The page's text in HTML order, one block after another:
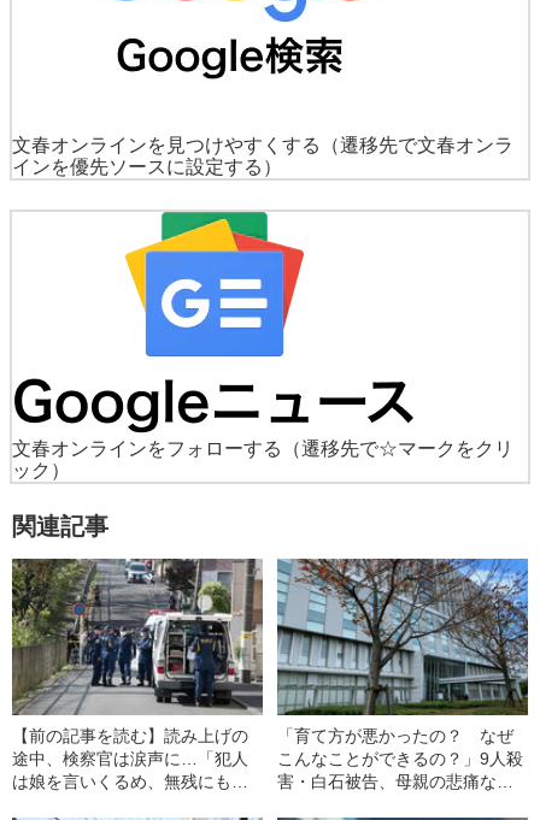
文春オンラインを見つけやすくする
（遷移先で文春オンラ
インを優先ソースに設定する）
文春オンラインをフォローする
（遷移先で☆マークをクリ
ック）
関連記事
【前の記事を読む】読み上げの
途中、検察官は涙声に…「犯人
は娘を言いくるめ、無残にも命
「育て方が悪かったの？ なぜ
こんなことができるの？」9人殺
害・白石被告、母親の悲痛な叫